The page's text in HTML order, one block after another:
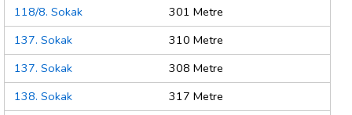
118/8. Sokak
301 Metre
137. Sokak
310 Metre
137. Sokak
308 Metre
138. Sokak
317 Metre